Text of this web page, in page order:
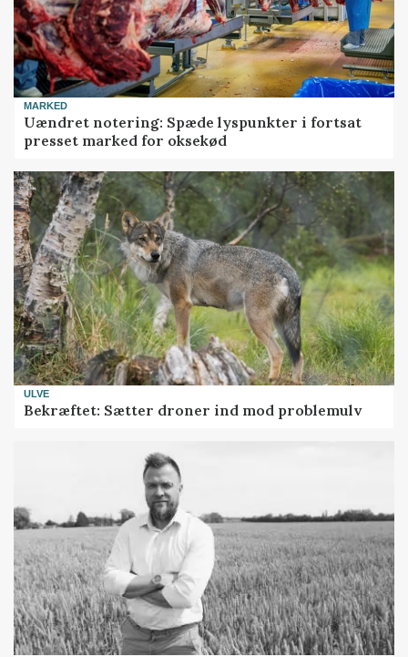
MARKED
Uændret notering: Spæde lyspunkter i fortsat
presset marked for oksekød
ULVE
Bekræftet: Sætter droner ind mod problemulv